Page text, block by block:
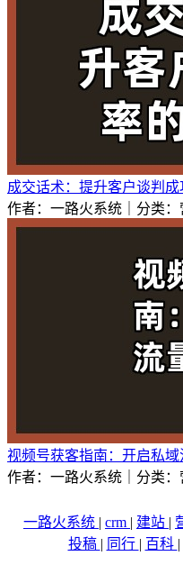
成交话术：提升客户谈判
作者：一路火系统｜分类：
视频号获客指南：开启私
作者：一路火系统｜分类：
一路火系统 crm 建站
投稿
同行 百科